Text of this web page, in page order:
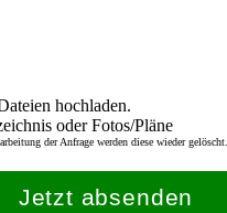
hochladen.
oder Fotos/Pläne
der Anfrage werden diese wieder gelöscht.
Jetzt absenden